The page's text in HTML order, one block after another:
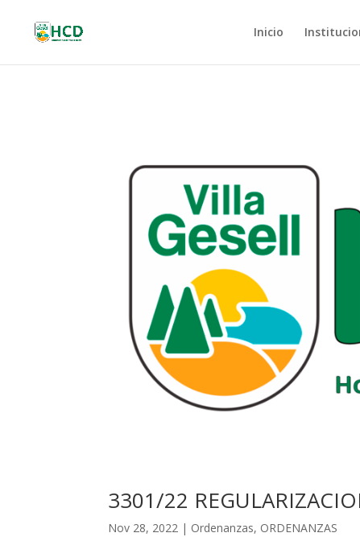
Inicio
3301/22
Nov 28, 2022 | Ordenanzas, ORDENANZAS